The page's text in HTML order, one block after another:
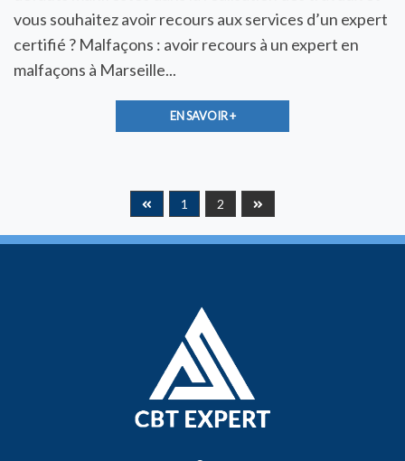
vous souhaitez avoir recours aux services d’un expert
certifié ? Malfaçons : avoir recours à un expert en
malfaçons à Marseille...
EN SAVOIR +
1 2